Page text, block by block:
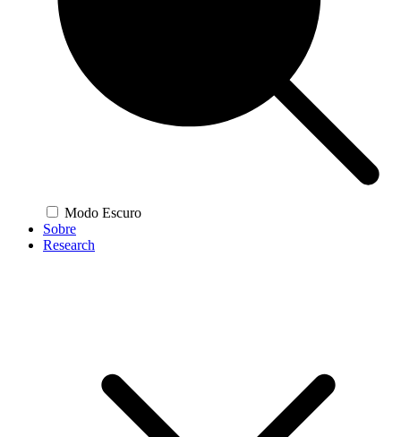
Modo Escuro
Sobre
Research